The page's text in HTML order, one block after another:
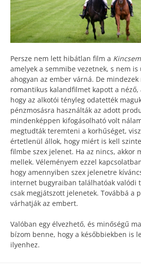
Persze nem lett hibátlan film a Kincsem
amelyek a semmibe vezetnek, s nem
ahogyan az ember várná. De
romantikus kalandfilmet kapott a néző,
hogy az alkotói tényleg odatették
pénzmosásra használták az adott
mindenképpen kifogásolható volt
megtudták teremteni a korhűséget,
értetlenül állok, hogy miért is kell
filmbe szex jelenet. Ha az nincs, akkor
mellek. Véleményem ezzel
hogy amennyiben szex jelenetre
internet bugyraiban találhatóak valódi
csak megjátszott jelenetek. Továbbá a
várhatják az embert.
Valóban egy élvezhető, és minőségű
bízom benne, hogy a későbbiekben is
ilyenhez.